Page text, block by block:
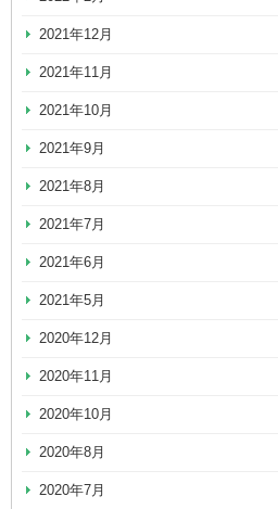
2021年12月
2021年11月
2021年10月
2021年9月
2021年8月
2021年7月
2021年6月
2021年5月
2020年12月
2020年11月
2020年10月
2020年8月
2020年7月